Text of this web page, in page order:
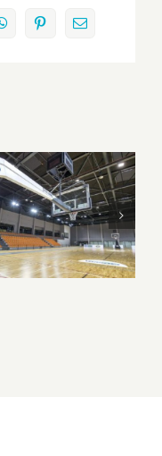
WhatsAppPinterestEmail:
Az Olimpia
Sportparkba
csapatunk